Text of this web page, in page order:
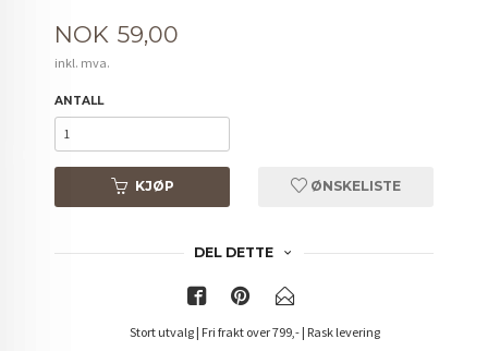
Pris
NOK 59,00
inkl. mva.
ANTALL
KJØP ØNSKELISTE
DEL DETTE
Stort utvalg | Fri frakt over 799,- | Rask levering